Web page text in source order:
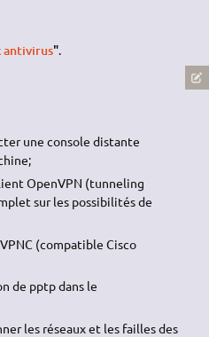
antivirus".
une console distante
OpenVPN (tunneling
sur les possibilités de
(compatible Cisco
de pptp dans le
les réseaux et les failles des